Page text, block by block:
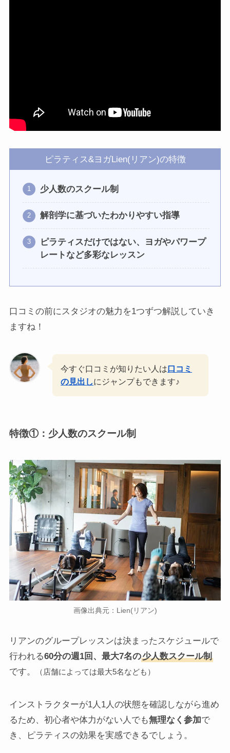
ピラティス&ヨガLien(リアン)の特徴
少人数のスクール制
解剖学に基づいたわかりやすい指導
ピラティスだけではない、ヨガやパワープ
レートなど多彩なレッスン
口コミの前にスタジオの魅力を1つずつ解説していき
ますね！
今すぐ口コミが知りたい人は口コミ
の見出しにジャンプもできます♪
特徴①： 少人数のスクール制
画像出典元：Lien(リアン)
リアンのグループレッスンは決まったスケジュールで
行われる60分の週1回、最大7名の少人数スクール制
です。
（店舗によっては最大5名なども）
インストラクターが1人1人の状態を確認しながら進め
るため、初心者や体力がない人でも無理なく参加で
き、ピラティスの効果を実感できるでしょう。